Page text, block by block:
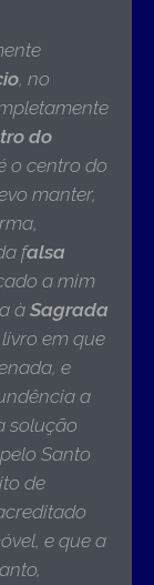
, no
do
o centro do
manter,
falsa
a mim
à Sagrada
em que
e
a
solução
Santo
de
e que a
,